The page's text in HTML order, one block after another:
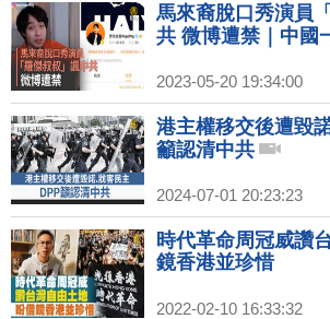
馬來裔脫口秀演員
共 微博遭禁｜中國
2023-05-20 19:34:00
港主權移交後遭毀
籲認清中共
2024-07-01 20:23:23
時代革命周冠威讚
鏡香港並珍惜
2022-02-10 16:33:32